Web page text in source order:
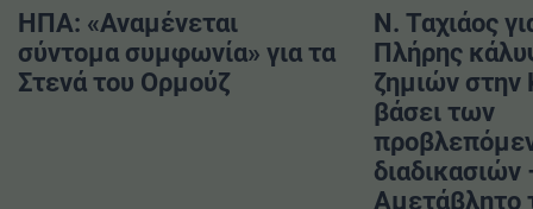
ΗΠΑ: «Αναμένεται
σύντομα συμφωνία» για τα
Στενά του Ορμούζ
Ν. Ταχιάος
Πλήρης
ζημιών στην
βάσει των
διαδικασιών
Αμετάβλητο